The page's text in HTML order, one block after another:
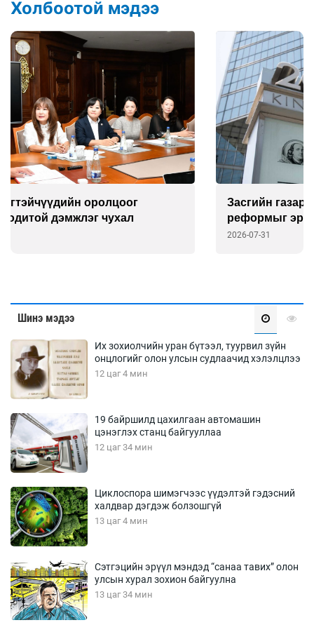
Холбоотой мэдээ
Засгийн газар төрийн өмчит компаниудын
реформыг эрчимжүүлэхэд “Franklin
Шинэ мэдээ
Их зохиолчийн уран бүтээл, туурвил зүйн
онцлогийг олон улсын судлаачид хэлэлцлээ
12 цаг 4 мин
19 байршилд цахилгаан автомашин
цэнэглэх станц байгууллаа
12 цаг 34 мин
Циклоспора шимэгчээс үүдэлтэй гэдэсний
халдвар дэгдэж болзошгүй
13 цаг 4 мин
Сэтгэцийн эрүүл мэндэд “санаа тавих” олон
улсын хурал зохион байгуулна
13 цаг 34 мин